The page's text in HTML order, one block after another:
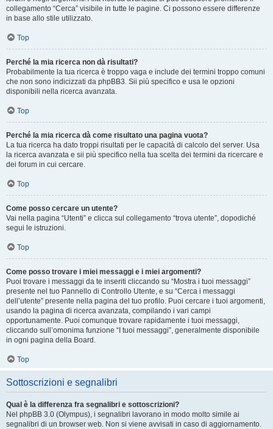
collegamento “Cerca” visibile in tutte le pagine. Ci possono essere differenze
in base allo stile utilizzato.
Top
Perché la mia ricerca non dà risultati?
Probabilmente la tua ricerca è troppo vaga e include dei termini troppo comuni
che non sono indicizzati da phpBB3. Sii più specifico e usa le opzioni
disponibili nella ricerca avanzata.
Top
Perché la mia ricerca dà come risultato una pagina vuota?
La tua ricerca ha dato troppi risultati per le capacità di calcolo del server. Usa
la ricerca avanzata e sii più specifico nella tua scelta dei termini da ricercare e
dei forum in cui cercare.
Top
Come posso cercare un utente?
Vai nella pagina “Utenti” e clicca sul collegamento “trova utente”, dopodiché
segui le istruzioni.
Top
Come posso trovare i miei messaggi e i miei argomenti?
Puoi trovare i messaggi da te inseriti cliccando su “Mostra i tuoi messaggi”
presente nel tuo Pannello di Controllo Utente, e su “Cerca i messaggi
dell’utente” presente nella pagina del tuo profilo. Puoi cercare i tuoi argomenti,
usando la pagina di ricerca avanzata, compilando i vari campi
opportunamente. Puoi comunque trovare rapidamente i tuoi messaggi,
cliccando sull’omonima funzione “I tuoi messaggi”, generalmente disponibile
in ogni pagina della Board.
Top
Sottoscrizioni e segnalibri
Qual è la differenza fra segnalibri e sottoscrizioni?
Nel phpBB 3.0 (Olympus), i segnalibri lavorano in modo molto simile ai
segnalibri di un browser web. Non si viene avvisati in caso di aggiornamento.